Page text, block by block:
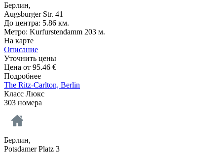
Берлин,
Augsburger Str. 41
До центра: 5.86 км.
Метро: Kurfurstendamm 203 м.
На карте
Описание
Уточнить цены
Цена от 95.46 €
Подробнее
The Ritz-Carlton, Berlin
Класс Люкс
303 номера
Берлин,
Potsdamer Platz 3